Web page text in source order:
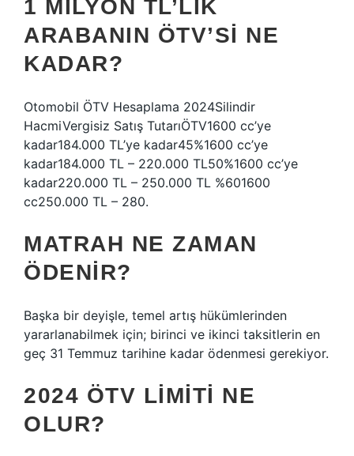
1 MILYON TL’LIK
ARABANIN ÖTV’SI NE
KADAR?
Otomobil ÖTV Hesaplama 2024Silindir
HacmiVergisiz Satış TutarıÖTV1600 cc’ye
kadar184.000 TL’ye kadar45%1600 cc’ye
kadar184.000 TL – 220.000 TL50%1600 cc’ye
kadar220.000 TL – 250.000 TL %601600
cc250.000 TL – 280.
MATRAH NE ZAMAN
ÖDENIR?
Başka bir deyişle, temel artış hükümlerinden
yararlanabilmek için; birinci ve ikinci taksitlerin en
geç 31 Temmuz tarihine kadar ödenmesi gerekiyor.
2024 ÖTV LIMITI NE
OLUR?